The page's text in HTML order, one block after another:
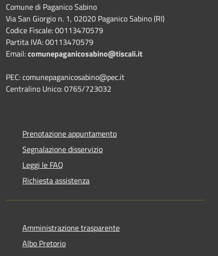
Comune di Paganico Sabino
Via San Giorgio n. 1, 02020 Paganico Sabino (RI)
Codice Fiscale: 00113470579
Partita IVA: 00113470579
Email:comunepaganicosabino@tiscali.it
PEC: comunepaganicosabino@pec.it
Centralino Unico: 0765/723032
Prenotazione appuntamento
Segnalazione disservizio
Leggi le FAQ
Richiesta assistenza
Amministrazione trasparente
Albo Pretorio